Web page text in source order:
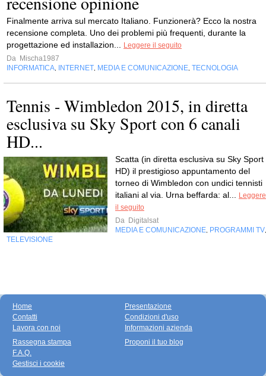
Finalmente arriva sul mercato Italiano. Funzionerà? Ecco la nostra
recensione completa. Uno dei problemi più frequenti, durante la
progettazione ed installazion...
Leggere il seguito
Da Mischa1987
INFORMATICA INTERNET MEDIA E COMUNICAZIONE TECNOLOGIA
Tennis - Wimbledon 2015, in diretta
esclusiva su Sky Sport con 6 canali
HD...
Scatta (in diretta esclusiva su Sky Sport
HD) il prestigioso appuntamento del
torneo di Wimbledon con undici tennisti
italiani al via. Urna beffarda: al...
Leggere
il seguito
Da Digitalsat
MEDIA E COMUNICAZIONE PROGRAMMI TV
TELEVISIONE
Home
Contatti
Lavora con noi
Presentazione
Condizioni d'uso
Informazioni azienda
Rassegna stampa
F.A.Q.
Gestisci i cookie
Proponi il tuo blog